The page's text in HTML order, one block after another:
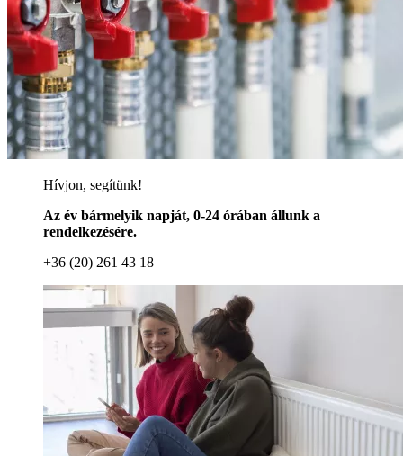
Hívjon, segítünk!
Az év bármelyik napját, 0-24 órában állunk a
rendelkezésére.
+36 (20) 261 43 18